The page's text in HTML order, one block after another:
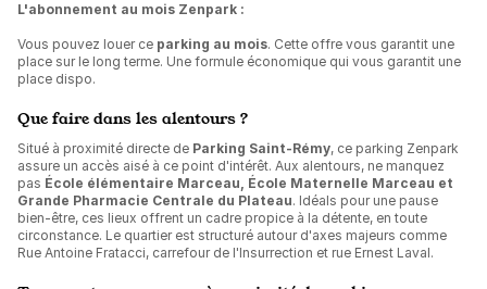
L'abonnement au mois Zenpark :
Vous pouvez louer ce parking au mois. Cette offre vous garantit une
place sur le long terme. Une formule économique qui vous garantit une
place dispo.
Que faire dans les alentours ?
Situé à proximité directe de Parking Saint-Rémy, ce parking Zenpark
assure un accès aisé à ce point d'intérêt. Aux alentours, ne manquez
pas École élémentaire Marceau, École Maternelle Marceau et
Grande Pharmacie Centrale du Plateau. Idéals pour une pause
bien-être, ces lieux offrent un cadre propice à la détente, en toute
circonstance. Le quartier est structuré autour d'axes majeurs comme
Rue Antoine Fratacci, carrefour de l'Insurrection et rue Ernest Laval.